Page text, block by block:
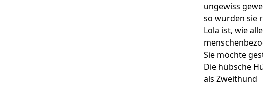
ungewiss
so wurden sie
Lola ist, wie
Sie möchte
Die hübsche
als Zweithund